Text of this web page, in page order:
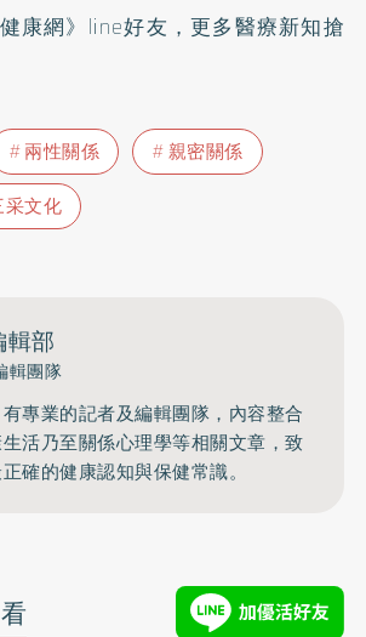
健康網》line好友 ，更多醫療新知搶
兩性關係
親密關係
采文化
輯部
輯團隊
有專業的記者及編輯團隊，內容整合
活乃至關係心理學等相關文章，致
確的健康認知與保健常識。